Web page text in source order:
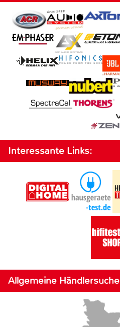
Interessante Links:
Allgemeine Händlersuche